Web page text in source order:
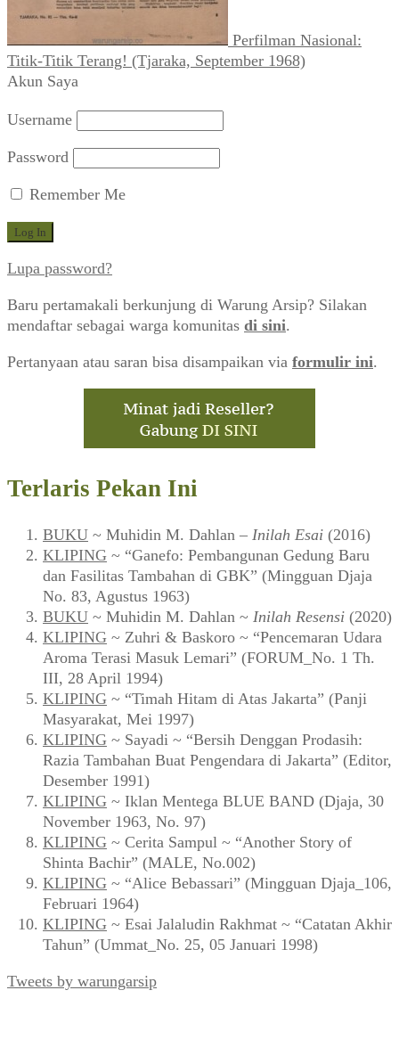
Perfilman Nasional:
Titik-Titik Terang! (Tjaraka, September 1968)
Akun Saya
Username
Password
Remember Me
Lupa password?
Baru pertamakali berkunjung di Warung Arsip? Silakan
mendaftar sebagai warga komunitas di sini.
Pertanyaan atau saran bisa disampaikan via formulir ini.
Terlaris Pekan Ini
BUKU ~ Muhidin M. Dahlan – Inilah Esai (2016)
KLIPING ~ “Ganefo: Pembangunan Gedung Baru
dan Fasilitas Tambahan di GBK” (Mingguan Djaja
No. 83, Agustus 1963)
BUKU ~ Muhidin M. Dahlan ~ Inilah Resensi (2020)
KLIPING ~ Zuhri & Baskoro ~ “Pencemaran Udara
Aroma Terasi Masuk Lemari” (FORUM_No. 1 Th.
III, 28 April 1994)
KLIPING ~ “Timah Hitam di Atas Jakarta” (Panji
Masyarakat, Mei 1997)
KLIPING ~ Sayadi ~ “Bersih Denggan Prodasih:
Razia Tambahan Buat Pengendara di Jakarta” (Editor,
Desember 1991)
KLIPING ~ Iklan Mentega BLUE BAND (Djaja, 30
November 1963, No. 97)
KLIPING ~ Cerita Sampul ~ “Another Story of
Shinta Bachir” (MALE, No.002)
KLIPING ~ “Alice Bebassari” (Mingguan Djaja_106,
Februari 1964)
KLIPING ~ Esai Jalaludin Rakhmat ~ “Catatan Akhir
Tahun” (Ummat_No. 25, 05 Januari 1998)
Tweets by warungarsip